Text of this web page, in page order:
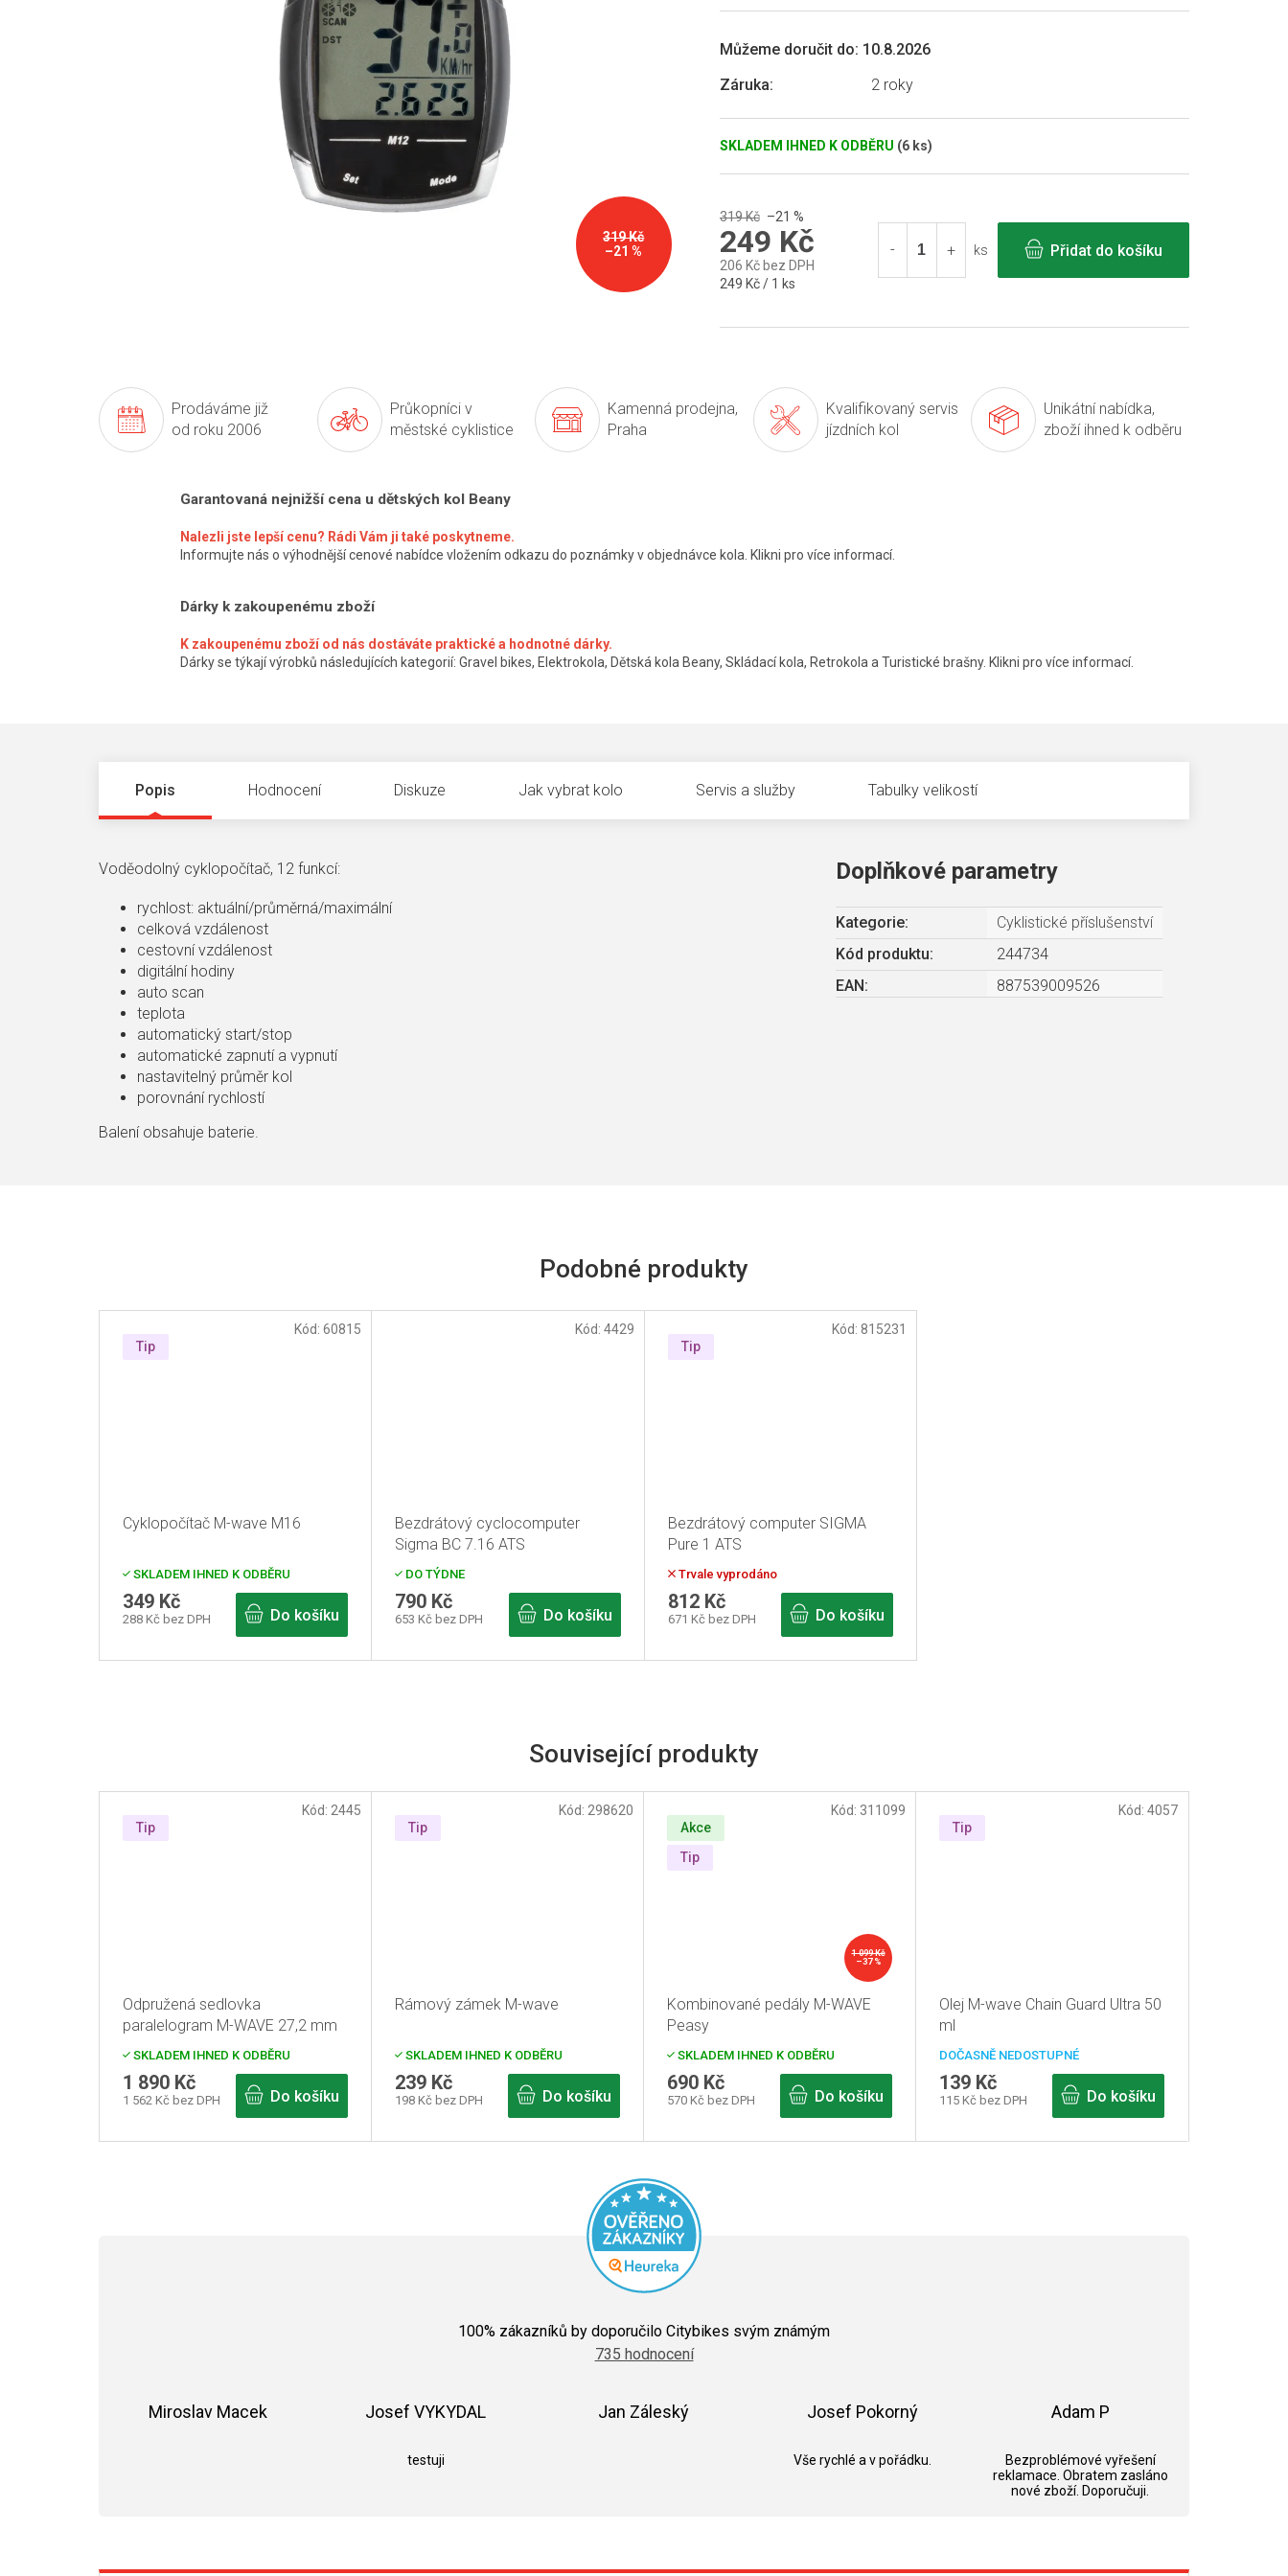
319 Kč
–21 %
SKLADEM IHNED K ODBĚRU (6 ks)
Můžeme doručit do: 10.8.2026
Záruka: 2 roky
5
319 Kč –21 %
249 Kč
206 Kč bez DPH
Měrná
249 Kč / 1 ks
ks Přidat do košíku
Prodáváme již
od roku 2006
Průkopníci v
městské cyklistice
Kamenná prodejna,
Praha
Kvalifikovaný servis
jízdních kol
Unikátní nabídka,
zboží ihned k odběru
Garantovaná nejnižší cena u dětských kol Beany
Nalezli jste lepší cenu? Rádi Vám ji také poskytneme.
Informujte nás o výhodnější cenové nabídce vložením odkazu do poznámky v objednávce kola. Klikni pro více informací.
Dárky k zakoupenému zboží
K zakoupenému zboží od nás dostáváte praktické a hodnotné dárky.
Dárky se týkají výrobků následujících kategorií: Gravel bikes, Elektrokola, Dětská kola Beany, Skládací kola, Retrokola a Turistické brašny. Klikni pro více informací.
Související produkty
Tip
Odpružená sedlovka
paralelogram M-WAVE 27,2 mm
SKLADEM IHNED K ODBĚRU
1 562 Kč bez DPH
1 890 Kč
Do košíku
Kód: 2445
Tip
Rámový zámek M-wave
SKLADEM IHNED K ODBĚRU
198 Kč bez DPH
239 Kč
Do košíku
Kód: 298620
Akce
Tip
1 099 Kč
–37 %
Kombinované pedály M-WAVE
Peasy
SKLADEM IHNED K ODBĚRU
570 Kč bez DPH
690 Kč
Do košíku
Kód: 311099
Tip
Olej M-wave Chain Guard Ultra 50
ml
DOČASNĚ NEDOSTUPNÉ
115 Kč bez DPH
139 Kč
Do košíku
Kód: 4057
Popis Hodnocení Diskuze Jak vybrat kolo Servis a služby Tabulky velikostí
Voděodolný cyklopočítač, 12 funkcí:
rychlost: aktuální/průměrná/maximální
celková vzdálenost
cestovní vzdálenost
digitální hodiny
auto scan
teplota
automatický start/stop
automatické zapnutí a vypnutí
nastavitelný průměr kol
porovnání rychlostí
Balení obsahuje baterie.
Doplňkové parametry
Kategorie:
Cyklistické příslušenství
Kód produktu:
244734
EAN : 887539009526
Tip
Cyklopočítač M-wave M16
SKLADEM IHNED K ODBĚRU
288 Kč bez DPH
349 Kč
Do košíku
Kód:60815
Bezdrátový cyclocomputer
Sigma BC 7.16 ATS
DO TÝDNE
653 Kč bez DPH
790 Kč
Do košíku
Kód: 4429
Tip
Bezdrátový computer SIGMA
Pure 1 ATS
Trvale vyprodáno
671 Kč bez DPH
812 Kč
Do košíku
Kód: 815231
hodnocení
obchodu
je
5
hvězdiček.
100% zákazníků by doporučilo Citybikes svým známým
735 hodnocení
Miroslav Macek Josef VYKYDAL
testuji
Jan Záleský Josef Pokorný
Vše rychlé a v pořádku.
Adam P
Bezproblémové vyřešení
reklamace. Obratem zasláno
nové zboží. Doporučuji.